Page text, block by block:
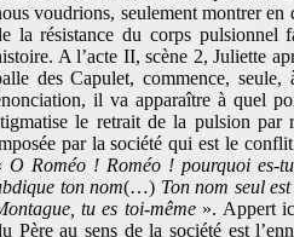
voudrions, seulement montrer en
la résistance du corps pulsionnel
A l’acte II, scène 2, Juliette
des Capulet, commence,
il va apparaître à quel
le retrait de la pulsion par
par la société qui est le
O Roméo ! Roméo ! pourquoi es-
ton nom(…) Ton nom seul
tu es toi-même». Appert
Père au sens de la société est